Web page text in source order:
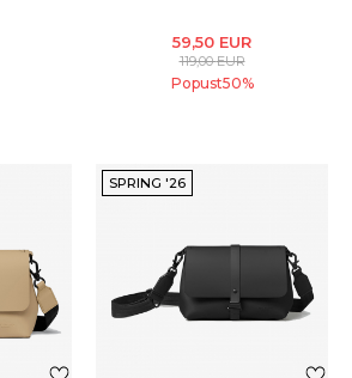
59,50 EUR
119,00EUR
Popust50%
SPRING '26